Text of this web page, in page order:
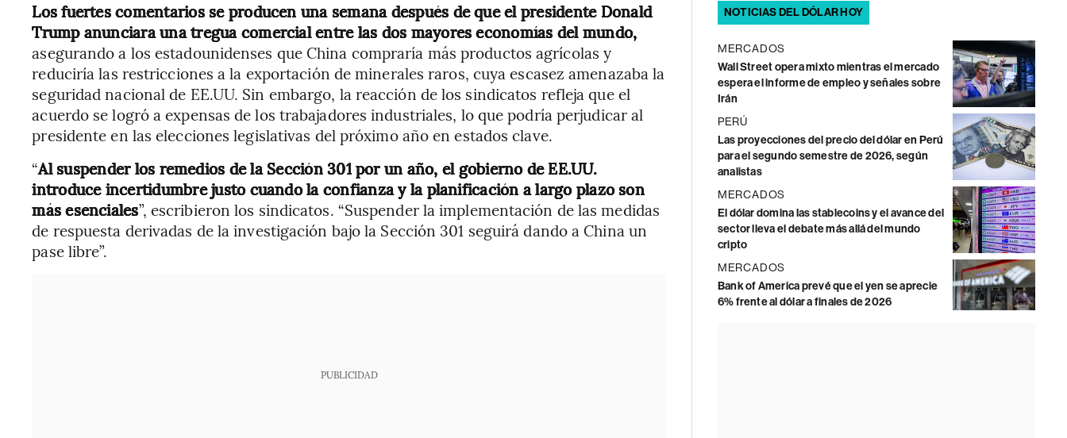
Los fuertes comentarios se producen una semana después de que el presidente Donald
Trump anunciara una tregua comercial entre las dos mayores economías del mundo,
asegurando a los estadounidenses que China compraría más productos agrícolas y
reduciría las restricciones a la exportación de minerales raros, cuya escasez amenazaba la
seguridad nacional de EE.UU. Sin embargo, la reacción de los sindicatos refleja que el
acuerdo se logró a expensas de los trabajadores industriales, lo que podría perjudicar al
presidente en las elecciones legislativas del próximo año en estados clave.
“Al suspender los remedios de la Sección 301 por un año, el gobierno de EE.UU.
introduce incertidumbre justo cuando la confianza y la planificación a largo plazo son
más esenciales”, escribieron los sindicatos. “Suspender la implementación de las medidas
de respuesta derivadas de la investigación bajo la Sección 301 seguirá dando a China un
pase libre”.
PUBLICIDAD
NOTICIAS DEL DÓLAR HOY
MERCADOS
Wall Street opera mixto mientras el mercado
espera el informe de empleo y señales sobre
Irán
PERÚ
Las proyecciones del precio del dólar en Perú
para el segundo semestre de 2026, según
analistas
MERCADOS
El dólar domina las stablecoins y el avance del
sector lleva el debate más allá del mundo
cripto
MERCADOS
Bank of America prevé que el yen se aprecie
6% frente al dólar a finales de 2026